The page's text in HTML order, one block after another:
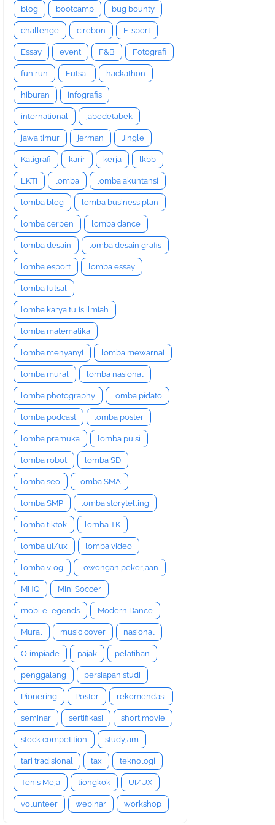
blog bootcamp bug bounty
challenge cirebon E-sport
Essay event F&B Fotografi
fun run Futsal hackathon
hiburan infografis
international jabodetabek
jawa timur jerman Jingle
Kaligrafi karir kerja lkbb
LKTI lomba lomba akuntansi
lomba blog lomba business plan
lomba cerpen lomba dance
lomba desain lomba desain grafis
lomba esport lomba essay
lomba futsal
lomba karya tulis ilmiah
lomba matematika
lomba menyanyi lomba mewarnai
lomba mural lomba nasional
lomba photography lomba pidato
lomba podcast lomba poster
lomba pramuka lomba puisi
lomba robot lomba SD
lomba seo lomba SMA
lomba SMP lomba storytelling
lomba tiktok lomba TK
lomba ui/ux lomba video
lomba vlog lowongan pekerjaan
MHQ Mini Soccer
mobile legends Modern Dance
Mural music cover nasional
Olimpiade pajak pelatihan
penggalang persiapan studi
Pionering Poster rekomendasi
seminar sertifikasi short movie
stock competition studyjam
tari tradisional tax teknologi
Tenis Meja tiongkok UI/UX
volunteer webinar workshop